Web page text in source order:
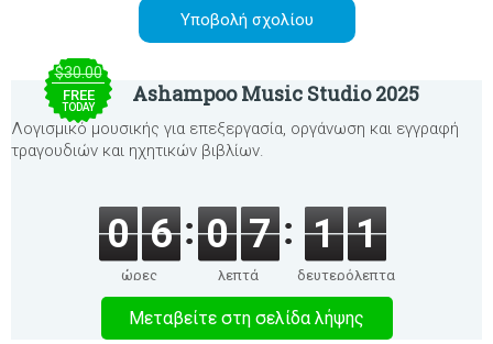
$30.00
FREE
TODAY
Ashampoo Music Studio 2025
Λογισμικό μουσικής για επεξεργασία, οργάνωση και εγγραφή
τραγουδιών και ηχητικών βιβλίων.
0 6
ώρες
0 7
λεπτά
1 1
δευτερόλεπτα
Μεταβείτε στη σελίδα λήψης